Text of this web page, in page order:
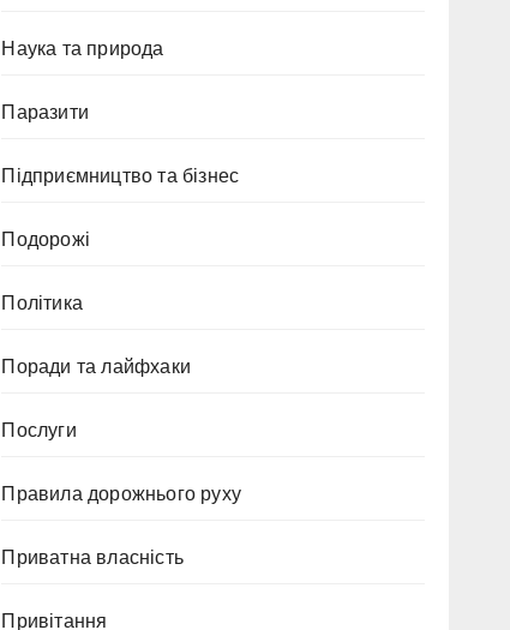
Наука та природа
Паразити
Підприємництво та бізнес
Подорожі
Політика
Поради та лайфхаки
Послуги
Правила дорожнього руху
Приватна власність
Привітання